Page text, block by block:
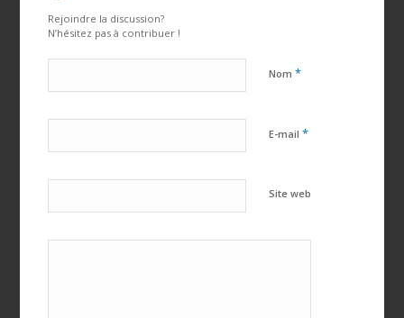
Rejoindre la discussion?
N’hésitez pas à contribuer !
Nom *
E-mail *
Site web